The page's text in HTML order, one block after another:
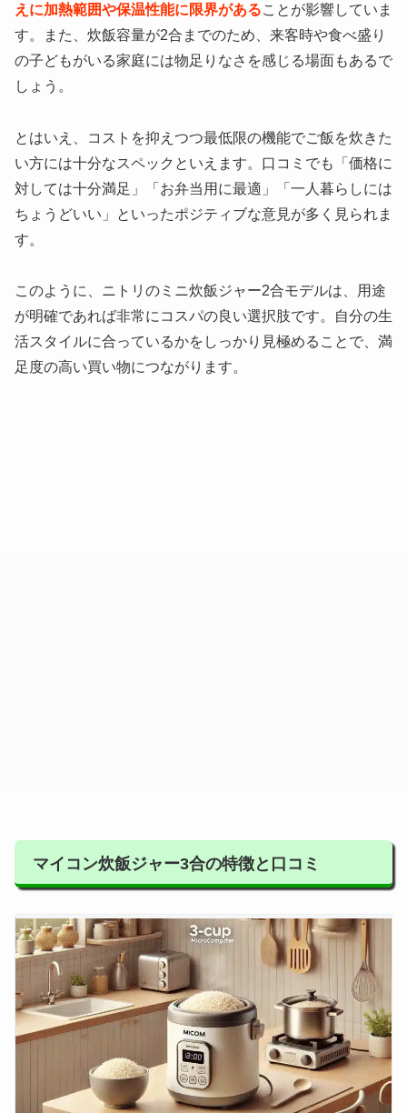
えに加熱範囲や保温性能に限界があることが影響していま
す。また、炊飯容量が2合までのため、来客時や食べ盛り
の子どもがいる家庭には物足りなさを感じる場面もあるで
しょう。
とはいえ、コストを抑えつつ最低限の機能でご飯を炊きた
い方には十分なスペックといえます。口コミでも「価格に
対しては十分満足」「お弁当用に最適」「一人暮らしには
ちょうどいい」といったポジティブな意見が多く見られま
す。
このように、ニトリのミニ炊飯ジャー2合モデルは、用途
が明確であれば非常にコスパの良い選択肢です。自分の生
活スタイルに合っているかをしっかり見極めることで、満
足度の高い買い物につながります。
マイコン炊飯ジャー3合の特徴と口コミ